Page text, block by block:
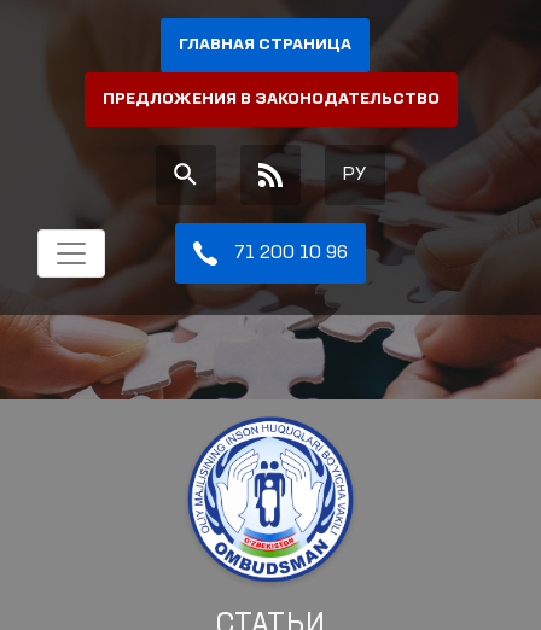
ГЛАВНАЯ СТРАНИЦА
ПРЕДЛОЖЕНИЯ В ЗАКОНОДАТЕЛЬСТВО
РУ
71 200 10 96